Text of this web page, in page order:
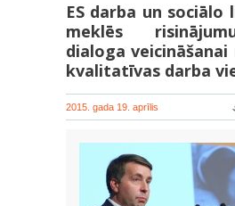
ES darba un
meklēs
dialoga
kvalitatīvas darba
2015. gada 19. aprīlis